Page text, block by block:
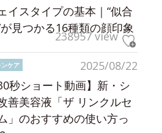
イスタイプの基本｜“似合
が見つかる16種類の顔印象
238957 view
2025/08/22
ンケア
30秒ショート動画】新・シ
善美容液「ザ リンクルセ
」のおすすめの使い方っ